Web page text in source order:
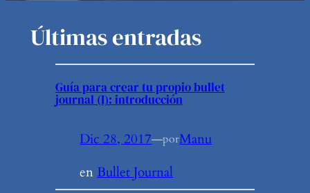
Últimas entradas
Guía para crear tu propio bullet
journal (I): introducción
Dic 28, 2017—porManu
enBullet Journal